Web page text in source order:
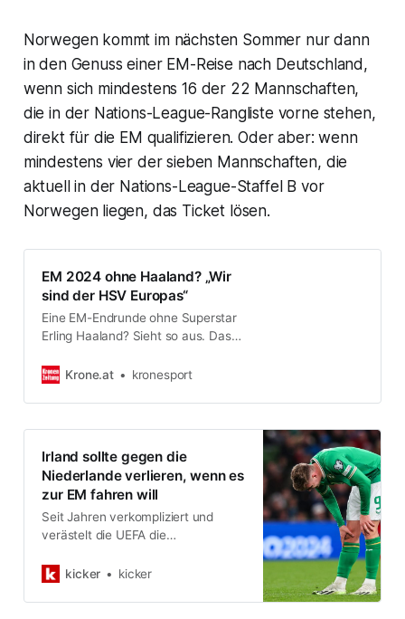
Norwegen kommt im nächsten Sommer nur dann
in den Genuss einer EM-Reise nach Deutschland,
wenn sich mindestens 16 der 22 Mannschaften,
die in der Nations-League-Rangliste vorne stehen,
direkt für die EM qualifizieren. Oder aber: wenn
mindestens vier der sieben Mannschaften, die
aktuell in der Nations-League-Staffel B vor
Norwegen liegen, das Ticket lösen.
EM 2024 ohne Haaland? „Wir
sind der HSV Europas“
Eine EM-Endrunde ohne Superstar
Erling Haaland? Sieht so aus. Das
Nationalmannschaft war nach der
Krone.at kronesport
Irland sollte gegen die
Niederlande verlieren, wenn es
zur EM fahren will
Seit Jahren verkompliziert und
verästelt die UEFA die
Wettbewerbe immer weiter. So
einem Land eine Niederlage mehr
kicker kicker